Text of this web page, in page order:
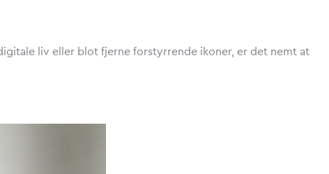
liv eller blot fjerne forstyrrende ikoner, er det nemt at